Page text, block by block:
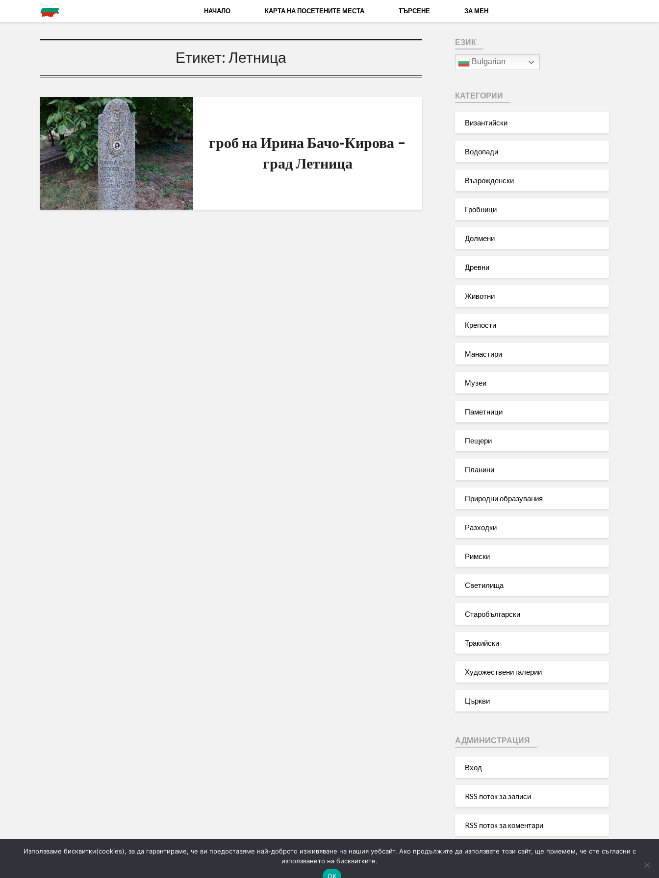
НАЧАЛО КАРТА НА ПОСЕТЕНИТЕ МЕСТА ТЪРСЕНЕ ЗА МЕН
Етикет:Летница
гроб на Ирина Бачо-Кирова –
град Летница
ЕЗИК
Bulgarian
КАТЕГОРИИ
Византийски
Водопади
Възрожденски
Гробници
Долмени
Древни
Животни
Крепости
Манастири
Музеи
Паметници
Пещери
Планини
Природни образувания
Разходки
Римски
Светилища
Старобългарски
Тракийски
Художествени галерии
Църкви
АДМИНИСТРАЦИЯ
Вход
RSS поток за записи
RSS поток за коментари
WordPress България
Използваме бисквитки(cookies), за да гарантираме, че ви предоставяме най-доброто изживяване на нашия уебсайт. Ако продължите да използвате този сайт, ще приемем, че сте съгласни с
използването на бисквитките.
ОК